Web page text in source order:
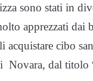
sono stati in
apprezzati dai
cibo
Novara, dal titolo